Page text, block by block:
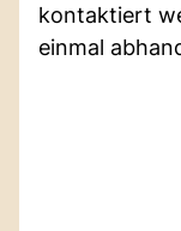
kontaktiert
einmal